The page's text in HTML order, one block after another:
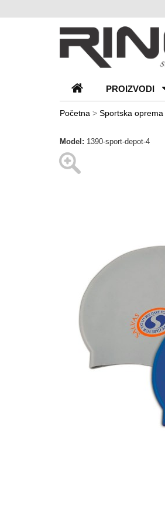
O
nama
Katalozi
Kontakt
Blog
Česta
PROIZVODI
Početna > Sportska oprema
Model: 1390-sport-depot-4